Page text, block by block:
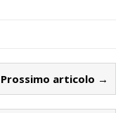
Prossimo articolo →